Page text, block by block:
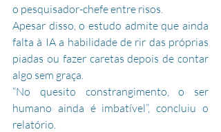
o pesquisador-chefe entre risos.
Apesar disso, o estudo admite que ainda
falta à IA a habilidade de rir das próprias
piadas ou fazer caretas depois de contar
algo sem graça.
“No quesito constrangimento, o ser
humano ainda é imbatível”, concluiu o
relatório.